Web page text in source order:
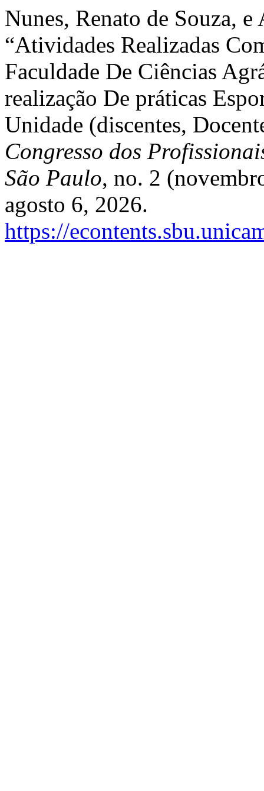
Nunes, Renato de Souza,
“Atividades Realizadas
Faculdade De Ciências
realização De práticas
Unidade (discentes,
Congresso dos
São Paulo, no. 2
agosto 6, 2026.
https://